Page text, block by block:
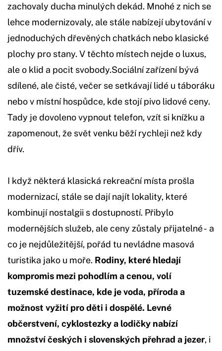
zachovaly ducha minulých dekád. Mnohé z nich se
lehce modernizovaly, ale stále nabízejí ubytování v
jednoduchých dřevěných chatkách nebo klasické
plochy pro stany. V těchto místech nejde o luxus,
ale o klid a pocit svobody.Sociální zařízení bývá
sdílené, ale čisté, večer se setkávají lidé u táboráku
nebo v místní hospůdce, kde stojí pivo lidové ceny.
Tady je dovoleno vypnout telefon, vzít si knížku a
zapomenout, že svět venku běží rychleji než kdy
dřív.
I když některá klasická rekreační místa prošla
modernizací, stále se dají najít lokality, které
kombinují nostalgii s dostupností. Přibylo
modernějších služeb, ale ceny zůstaly přijatelné - a
co je nejdůležitější, pořád tu nevládne masová
turistika jako u moře. Rodiny, které hledají
kompromis mezi pohodlím a cenou, volí
tuzemské destinace, kde je voda, příroda a
možnost vyžití pro děti i dospělé. Levné
občerstvení, cyklostezky a lodičky nabízí
množství českých i slovenských přehrad a jezer, i